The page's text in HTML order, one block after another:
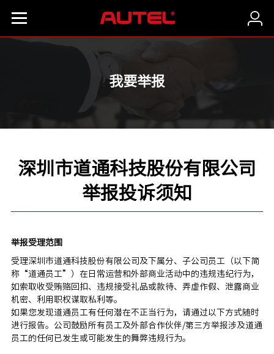
我要举报
深圳市道通科技股份有限公司
举报投诉须知
举报受理范围
受理深圳市道通科技股份有限公司及下属分、子公司员工（以下简
称“道通员工”）在日常运营和外部商业活动中的违规违纪行为，
如索取收受贿赂回扣、违规接受礼品或款待、弄虚作假、泄露商业
机密、利用职权谋取私利等。
如果您发现道通员工有任何潜在不正当行为，请通过以下方式随时
进行报告。公司鼓励所有员工及外部合作伙伴/第三方举报涉及道通
员工的任何已发生或可能发生的舞弊违规行为。